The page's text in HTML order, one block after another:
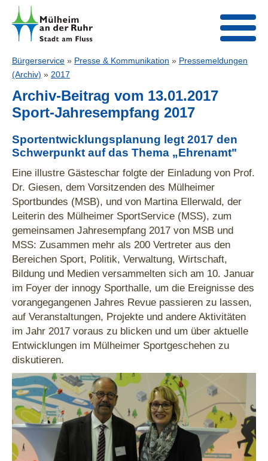
Bürgerservice » Presse & Kommunikation » Pressemeldungen
(Archiv) » 2017
Archiv-Beitrag vom 13.01.2017
Sport-Jahresempfang 2017
Sportentwicklungsplanung legt 2017 den
Schwerpunkt auf das Thema „Ehrenamt"
Eine illustre Gästeschar folgte der Einladung von Prof.
Dr. Giesen, dem Vorsitzenden des Mülheimer
Sportbundes (MSB), und von Martina Ellerwald, der
Leiterin des Mülheimer SportService (MSS), zum
gemeinsamen Jahresempfang 2017 von MSB und
MSS: Zusammen mehr als 200 Vertreter aus den
Bereichen Sport, Politik, Verwaltung, Wirtschaft,
Bildung und Medien versammelten sich am 10. Januar
im Foyer der innogy Sporthalle, um die Ereignisse des
vorangegangenen Jahres Revue passieren zu lassen,
auf Veranstaltungen, Projekte und andere Aktivitäten
im Jahr 2017 voraus zu blicken und um über aktuelle
Entwicklungen im Mülheimer Sportgeschehen zu
diskutieren.